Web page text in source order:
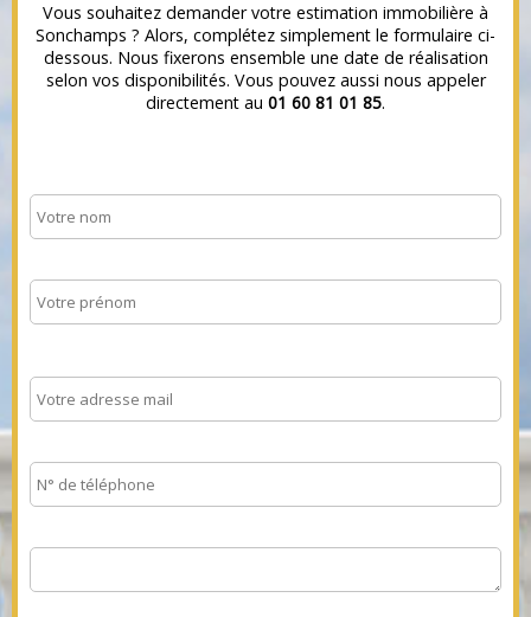
Vous souhaitez demander votre estimation immobilière à
Sonchamps ? Alors, complétez simplement le formulaire ci-
dessous. Nous fixerons ensemble une date de réalisation
selon vos disponibilités. Vous pouvez aussi nous appeler
directement au 01 60 81 01 85.